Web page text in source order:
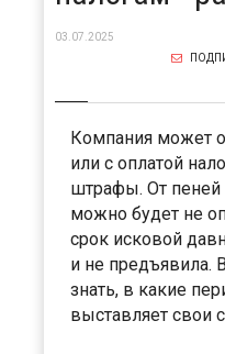
03.07.2025
Компания может
или с оплатой
штрафы. От пеней
можно будет не
срок исковой
и не предъявила.
знать, в какие
выставляет свои